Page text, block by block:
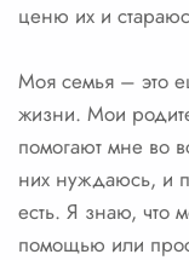
ценю их и
Моя семья – это
жизни. Мои
помогают мне во
них нуждаюсь, и
есть. Я знаю, что
помощью или